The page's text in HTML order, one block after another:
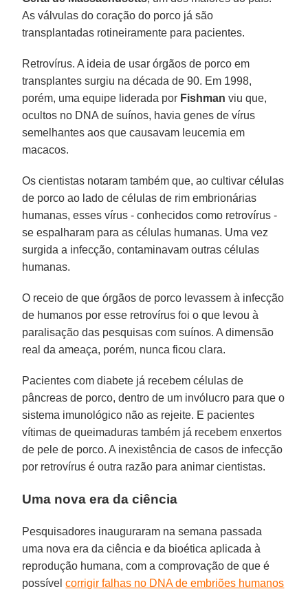
As válvulas do coração do porco já são
transplantadas rotineiramente para pacientes.
Retrovírus. A ideia de usar órgãos de porco em
transplantes surgiu na década de 90. Em 1998,
porém, uma equipe liderada por Fishman viu que,
ocultos no DNA de suínos, havia genes de vírus
semelhantes aos que causavam leucemia em
macacos.
Os cientistas notaram também que, ao cultivar células
de porco ao lado de células de rim embrionárias
humanas, esses vírus - conhecidos como retrovírus -
se espalharam para as células humanas. Uma vez
surgida a infecção, contaminavam outras células
humanas.
O receio de que órgãos de porco levassem à infecção
de humanos por esse retrovírus foi o que levou à
paralisação das pesquisas com suínos. A dimensão
real da ameaça, porém, nunca ficou clara.
Pacientes com diabete já recebem células de
pâncreas de porco, dentro de um invólucro para que o
sistema imunológico não as rejeite. E pacientes
vítimas de queimaduras também já recebem enxertos
de pele de porco. A inexistência de casos de infecção
por retrovírus é outra razão para animar cientistas.
Uma nova era da ciência
Pesquisadores inauguraram na semana passada
uma nova era da ciência e da bioética aplicada à
reprodução humana, com a comprovação de que é
possívelcorrigir falhas no DNA de embriões humanos